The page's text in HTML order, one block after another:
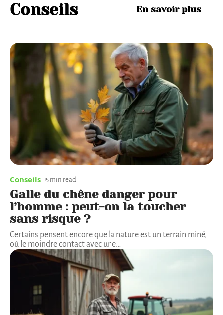
Conseils En savoir plus
Conseils 5 min read
Galle du chêne danger pour
l’homme : peut-on la toucher
sans risque ?
Certains pensent encore que la nature est un terrain miné,
où le moindre contact avec une…